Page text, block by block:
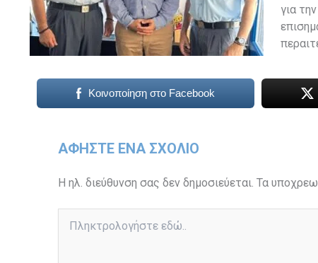
για
Κοινοποίηση στο Facebook
ΑΦΉΣΤΕ ΈΝΑ ΣΧΌΛΙΟ
Η ηλ. διεύθυνση σας δεν δημοσιεύεται. Τα
εδώ..